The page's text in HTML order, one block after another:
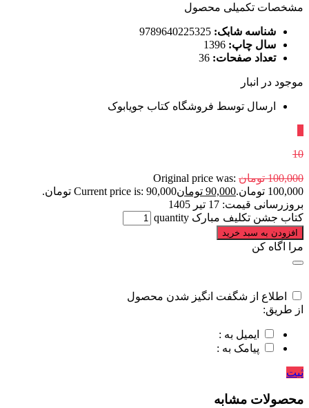
مشخصات تکمیلی محصول
شناسه شابک:
سال چاپ:
تعداد صفحات:
موجود در انبار
ارسال توسط فروشگاه کتاب جویابوک
10
100,000 تومان Original price was:
100,000 تومان.
90,000 تومانCurrent price is: 90,000 تومان.
بروزرسانی قیمت: 17 تیر 1405
کتاب جشن تکلیف مبارک quantity
افزودن به سبد خرید
مرا اگاه کن
اطلاع از شگفت انگیز شدن محصول
از طریق:
ایمیل به :
پیامک به :
ثبت
محصولات مشابه